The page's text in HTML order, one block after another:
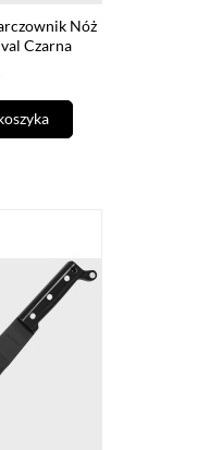
Nóż
Czarna